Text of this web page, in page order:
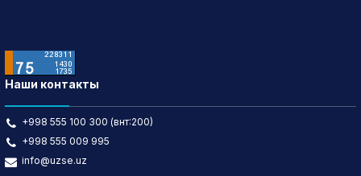
Наши контакты
+998 555 100 300 (внт:200)
+998 555 009 995
info@uzse.uz